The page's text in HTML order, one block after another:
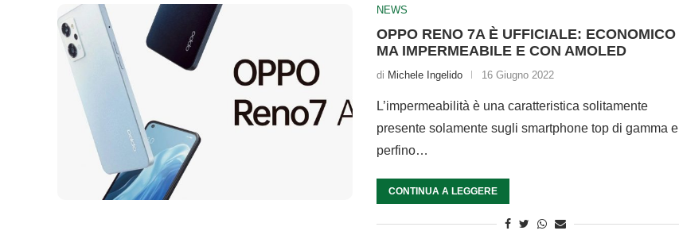
NEWS
OPPO RENO 7A È UFFICIALE: ECONOMICO
MA IMPERMEABILE E CON AMOLED
di Michele Ingelido 16 Giugno 2022
L’impermeabilità è una caratteristica solitamente
presente solamente sugli smartphone top di gamma e
perfino…
CONTINUA A LEGGERE